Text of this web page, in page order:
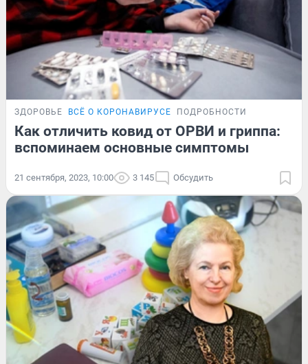
ЗДОРОВЬЕ ВСЁ О КОРОНАВИРУСЕ ПОДРОБНОСТИ
Как отличить ковид от ОРВИ и гриппа:
вспоминаем основные симптомы
21 сентября, 2023, 10:00 3 145 Обсудить